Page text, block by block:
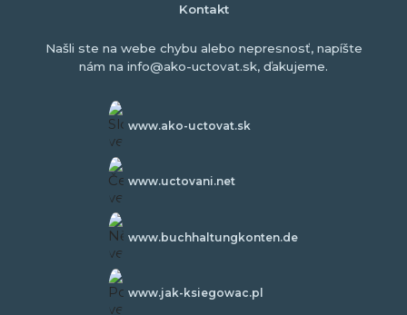
Kontakt
Našli ste na webe chybu alebo nepresnosť, napíšte
nám na info@ako-uctovat.sk, ďakujeme.
www.ako-uctovat.sk
www.uctovani.net
www.buchhaltungkonten.de
www.jak-ksiegowac.pl